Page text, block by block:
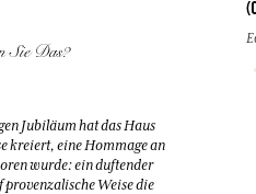
Eau de toilette
200ml
Sie Das?
Jubiläum hat das Haus
kreiert, eine Hommage an
wurde: ein duftender
Weise die